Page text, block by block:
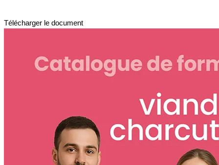
Télécharger le document